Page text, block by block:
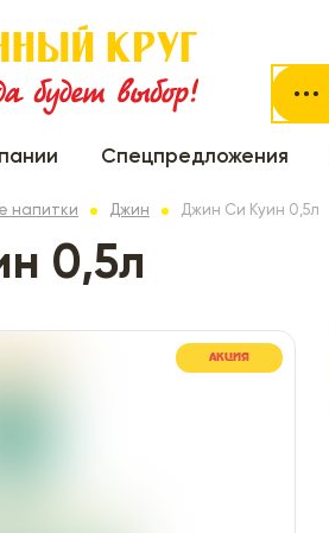
Спецпредложения
напитки Джин Джин Си Куин 0,5л
0,5л
АКЦИЯ